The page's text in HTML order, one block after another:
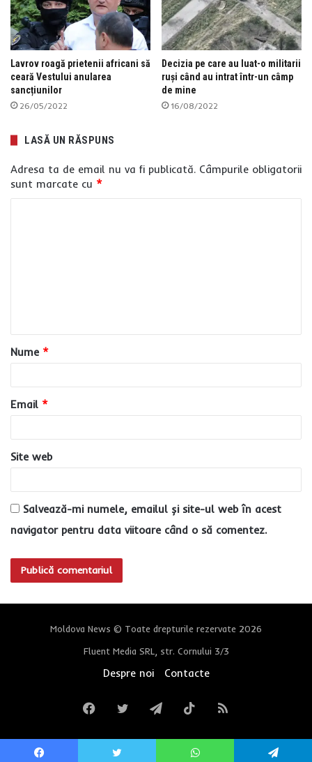
Lavrov roagă prietenii africani să
ceară Vestului anularea
sancțiunilor
26/05/2022
Decizia pe care au luat-o militarii
ruși când au intrat într-un câmp
de mine
16/08/2022
LASĂ UN RĂSPUNS
Adresa ta de email nu va fi publicată. Câmpurile obligatorii
sunt marcate cu *
a
r
*
Nume *
Email *
Site web
Salvează-mi numele, emailul și site-ul web în acest
navigator pentru data viitoare când o să comentez.
Moldova News © Toate drepturile rezervate 2026
Fluent Media SRL, str. Cornului 3/3
Despre noi Contacte
FacebookTwitterTelegramTikTokRSS